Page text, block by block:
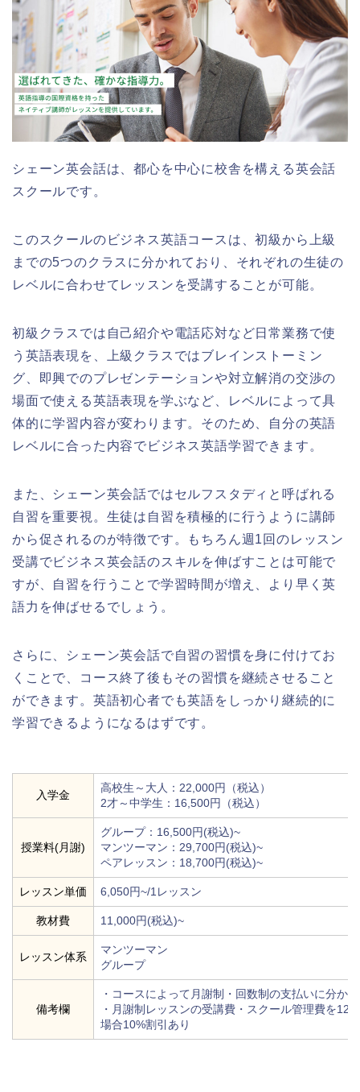
シェーン英会話は、都心を中心に校舎を構える英会話
スクールです。
このスクールのビジネス英語コースは、初級から上級
までの5つのクラスに分かれており、それぞれの生徒の
レベルに合わせてレッスンを受講することが可能。
初級クラスでは自己紹介や電話応対など日常業務で使
う英語表現を、上級クラスではブレインストーミン
グ、即興でのプレゼンテーションや対立解消の交渉の
場面で使える英語表現を学ぶなど、レベルによって具
体的に学習内容が変わります。そのため、自分の英語
レベルに合った内容でビジネス英語学習できます。
また、シェーン英会話ではセルフスタディと呼ばれる
自習を重要視。生徒は自習を積極的に行うように講師
から促されるのが特徴です。もちろん週1回のレッスン
受講でビジネス英会話のスキルを伸ばすことは可能で
すが、自習を行うことで学習時間が増え、より早く英
語力を伸ばせるでしょう。
さらに、シェーン英会話で自習の習慣を身に付けてお
くことで、コース終了後もその習慣を継続させること
ができます。英語初心者でも英語をしっかり継続的に
学習できるようになるはずです。
入学金
高校生～大人：22,000円（税込）
2才～中学生：16,500円（税込）
授業料(月謝)
グループ：16,500円(税込)~
マンツーマン：29,700円(税込)~
ペアレッスン：18,700円(税込)~
レッスン単価 6,050円~/1レッスン
教材費 11,000円(税込)~
レッスン体系
マンツーマン
グループ
備考欄
・コースによって月謝制・回数制の支払いに分か
・月謝制レッスンの受講費・スクール管理費を12
場合10%割引あり